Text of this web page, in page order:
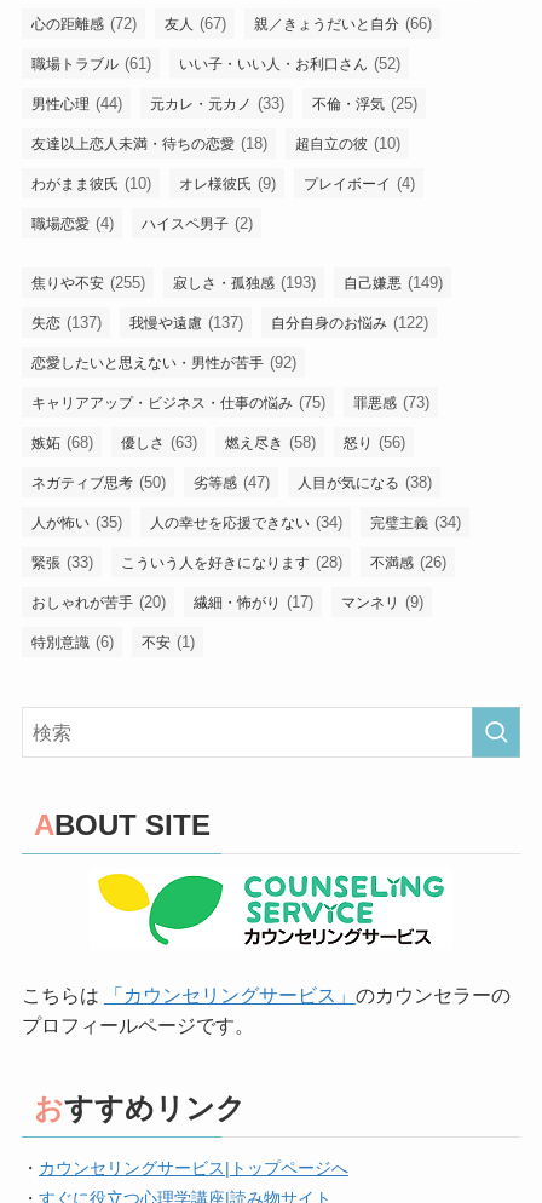
心の距離感 (72) 友人 (67) 親／きょうだいと自分 (66)
職場トラブル (61) いい子・いい人・お利口さん (52)
男性心理 (44) 元カレ・元カノ (33) 不倫・浮気 (25)
友達以上恋人未満・待ちの恋愛 (18) 超自立の彼 (10)
わがまま彼氏 (10) オレ様彼氏 (9) プレイボーイ (4)
職場恋愛 (4) ハイスペ男子 (2)
焦りや不安 (255) 寂しさ・孤独感 (193) 自己嫌悪 (149)
失恋 (137) 我慢や遠慮 (137) 自分自身のお悩み (122)
恋愛したいと思えない・男性が苦手 (92)
キャリアアップ・ビジネス・仕事の悩み (75) 罪悪感 (73)
嫉妬 (68) 優しさ (63) 燃え尽き (58) 怒り (56)
ネガティブ思考 (50) 劣等感 (47) 人目が気になる (38)
人が怖い (35) 人の幸せを応援できない (34) 完璧主義 (34)
緊張 (33) こういう人を好きになります (28) 不満感 (26)
おしゃれが苦手 (20) 繊細・怖がり (17) マンネリ (9)
特別意識 (6) 不安 (1)
ABOUT SITE
こちらは 「カウンセリングサービス」 のカウンセラーの
プロフィールページです。
おすすめリンク
・ カウンセリングサービス|トップページへ
・ すぐに役立つ心理学講座|読み物サイト